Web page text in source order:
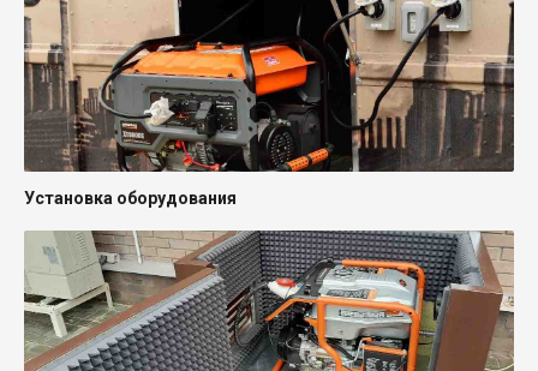
Установка оборудования